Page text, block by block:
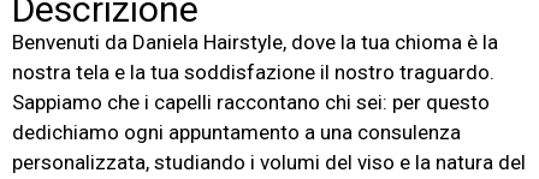
Descrizione
Benvenuti da Daniela Hairstyle, dove la tua chioma è la
nostra tela e la tua soddisfazione il nostro traguardo.
Sappiamo che i capelli raccontano chi sei: per questo
dedichiamo ogni appuntamento a una consulenza
personalizzata, studiando i volumi del viso e la natura del